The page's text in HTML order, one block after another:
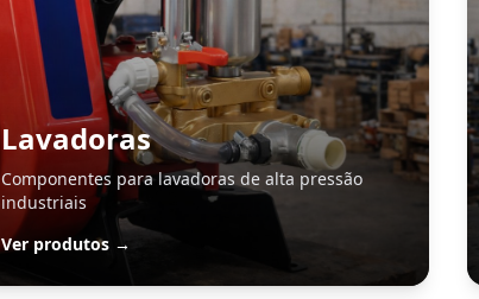
Lavadoras
Componentes para lavadoras de alta pressão
industriais
Ver produtos →